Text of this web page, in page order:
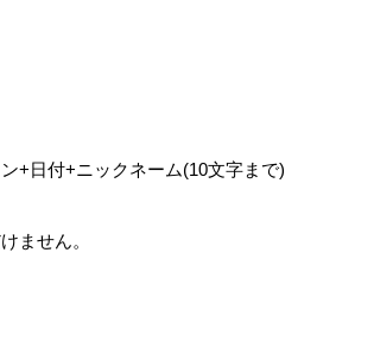
+日付+ニックネーム(10文字まで)
ません。